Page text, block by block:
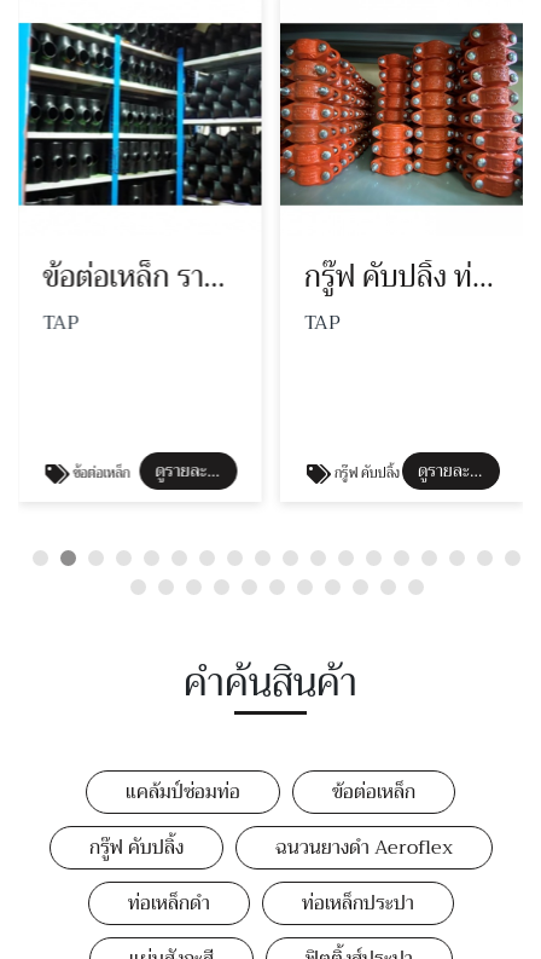
ข้อต่อเหล็ก รามอินทรา
TAP
ข้อต่อเหล็ก ดูรายละเอียด
กรู๊ฟ คับปลิ้ง ท่อเหล็กและท่อดับเพลิง
TAP
กรู๊ฟ คับปลิ้ง ดูรายละเอียด
คำค้นสินค้า
แคล้มป์ซ่อมท่อ
ข้อต่อเหล็ก
กรู๊ฟ คับปลิ้ง
ฉนวนยางดำ Aeroflex
ท่อเหล็กดำ
ท่อเหล็กประปา